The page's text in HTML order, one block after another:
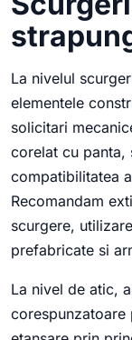
La nivelul
elementele
solicitari
corelat cu panta,
compatibilitatea
Recomandam
scurgere,
prefabricate si
La nivel de atic,
corespunzatoare